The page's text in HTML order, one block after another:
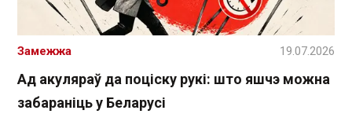
Ад акуляраў да поціску рукі: што яшчэ можна
забараніць у Беларусі
Замежжа 19.07.2026